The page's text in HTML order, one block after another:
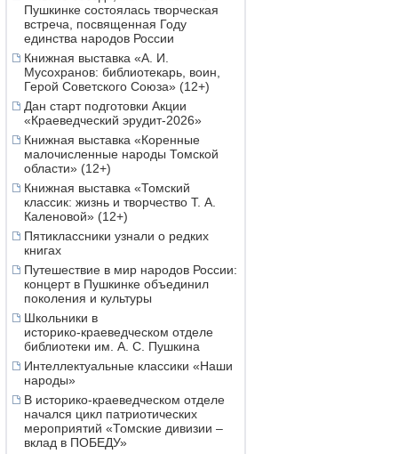
Пушкинке состоялась творческая
встреча, посвященная Году
единства народов России
Книжная выставка «А. И.
Мусохранов: библиотекарь, воин,
Герой Советского Союза» (12+)
Дан старт подготовки Акции
«Краеведческий эрудит-2026»
Книжная выставка «Коренные
малочисленные народы Томской
области» (12+)
Книжная выставка «Томский
классик: жизнь и творчество Т. А.
Каленовой» (12+)
Пятиклассники узнали о редких
книгах
Путешествие в мир народов России:
концерт в Пушкинке объединил
поколения и культуры
Школьники в
историко‑краеведческом отделе
библиотеки им. А. С. Пушкина
Интеллектуальные классики «Наши
народы»
В историко-краеведческом отделе
начался цикл патриотических
мероприятий «Томские дивизии –
вклад в ПОБЕДУ»